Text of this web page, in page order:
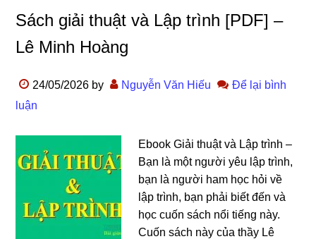
Sách giải thuật và Lập trình [PDF] –
Lê Minh Hoàng
24/05/2026 by Nguyễn Văn Hiếu
Để lại bình
luận
Ebook Giải thuật và Lập trình –
Bạn là một người yêu lập trình,
bạn là người ham học hỏi về
lập trình, bạn phải biết đến và
học cuốn sách nổi tiếng này.
Cuốn sách này của thầy Lê